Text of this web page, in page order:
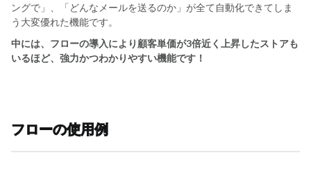
ングで」、「どんなメールを送るのか」が全て自動化できてしま
う大変優れた機能です。
中には、フローの導入により顧客単価が3倍近く上昇したストアも
いるほど、強力かつわかりやすい機能です！
フローの使用例